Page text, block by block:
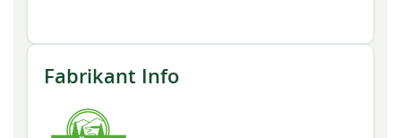
Fabrikant Info